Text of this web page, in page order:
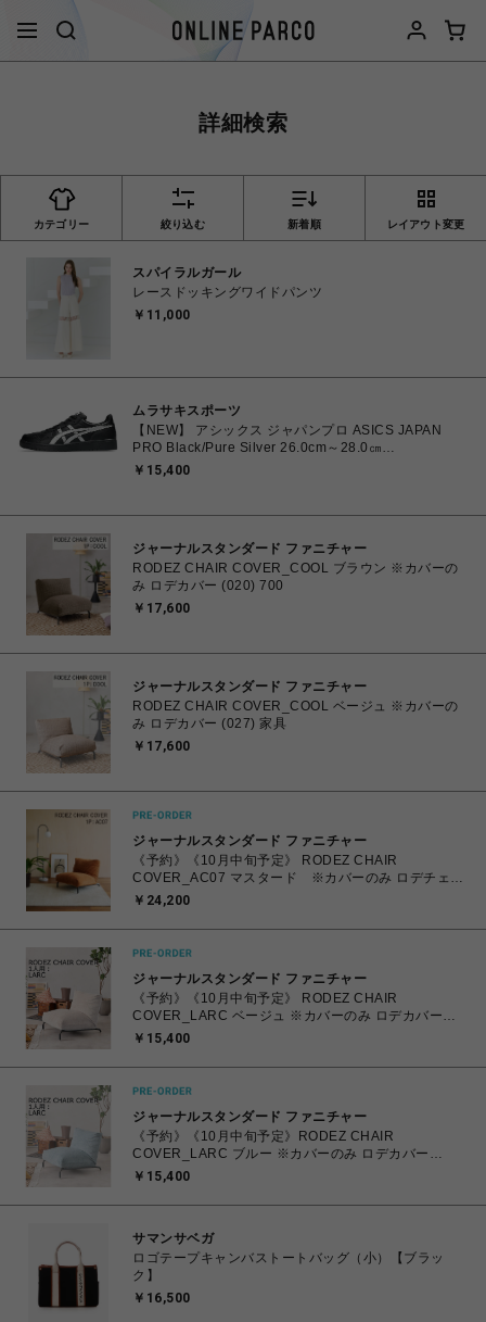
詳細検索
カテゴリー 絞り込む 新着順 レイアウト変更
スパイラルガール
レースドッキングワイドパンツ
￥11,000
ムラサキスポーツ
【NEW】 アシックス ジャパンプロ ASICS JAPAN
PRO Black/Pure Silver 26.0cm～28.0㎝
1203B205.001 4573690068224 メンズ スニーカー
￥15,400
ジャーナルスタンダード ファニチャー
RODEZ CHAIR COVER_COOL ブラウン ※カバーの
み ロデカバー (020) 700
￥17,600
ジャーナルスタンダード ファニチャー
RODEZ CHAIR COVER_COOL ベージュ ※カバーの
み ロデカバー (027) 家具
￥17,600
ジャーナルスタンダード ファニチャー
《予約》《10月中旬予定》 RODEZ CHAIR
COVER_AC07 マスタード ※カバーのみ ロデチェア
カバー (086) 700
￥24,200
ジャーナルスタンダード ファニチャー
《予約》《10月中旬予定》 RODEZ CHAIR
COVER_LARC ベージュ ※カバーのみ ロデカバー
（027） 700
￥15,400
ジャーナルスタンダード ファニチャー
《予約》《10月中旬予定》RODEZ CHAIR
COVER_LARC ブルー ※カバーのみ ロデカバー
（044） 700
￥15,400
サマンサベガ
ロゴテープキャンバストートバッグ（小）【ブラッ
ク】
￥16,500